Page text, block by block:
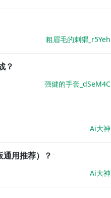
粗眉毛的刺猬_r5Yeh
？
强健的手套_dSeM4C
Ai大神
用推荐）？
Ai大神